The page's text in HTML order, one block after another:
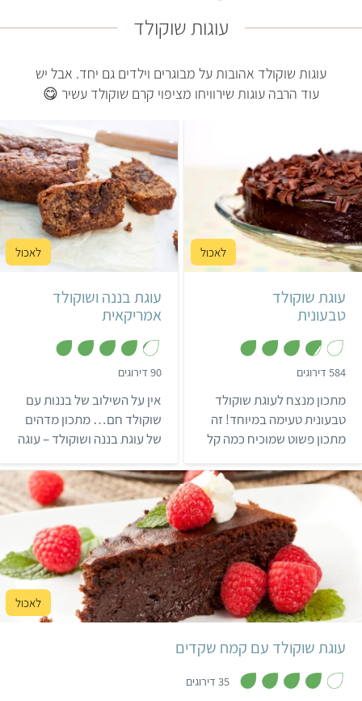
עוגות שוקולד
עוגות שוקולד אהובות על מבוגרים וילדים גם יחד. אבל יש
עוד הרבה עוגות שירוויחו מציפוי קרם שוקולד עשיר 😋
קל 50 דקות
עוגת שוקולד
טבעונית
584 דירוגים
7
מ
ת
ו
מתכון מנצח לעוגת שוקולד
טבעונית טעימה במיוחד! זה
מתכון פשוט שמוכיח כמה קל
מעוגה נימוחה ושוקולדית.
קל שעה
תבנית אינגליש קייק
אמריקאי
עוגת בננה ושוקולד
אמריקאית
90 דירוגים
2
מ
ת
ו
אין על השילוב של בננות עם
שוקולד חם… מתכון מדהים
של עוגת בננה ושוקולד – עוגה
מחפשים קינוח ללא אפייה?
נסו את קינוח הטפיוקה וקרם
קוקוס שלנו!
קל 30 דקות 1 תבנית אינגליש קייק
עוגת שוקולד עם קמח שקדים
35 דירוגים